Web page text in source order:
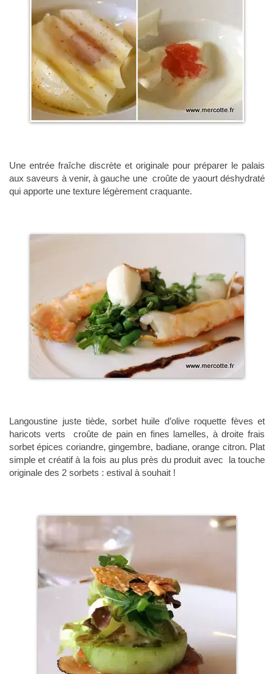
Une entrée fraîche discrète et originale pour préparer le palais
aux saveurs à venir, à gauche une croûte de yaourt déshydraté
qui apporte une texture légèrement craquante.
Langoustine juste tiède, sorbet huile d’olive roquette fèves et
haricots verts croûte de pain en fines lamelles, à droite frais
sorbet épices coriandre, gingembre, badiane, orange citron. Plat
simple et créatif à la fois au plus près du produit avec la touche
originale des 2 sorbets : estival à souhait !